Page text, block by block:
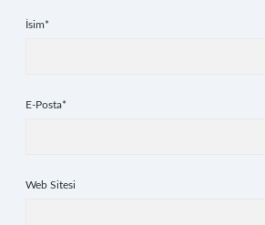
İsim*
E-Posta*
Web Sitesi